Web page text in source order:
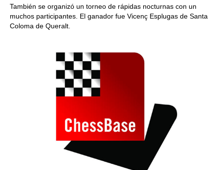
También se organizó un torneo de rápidas nocturnas con un
muchos participantes. El ganador fue Vicenç Esplugas de Santa
Coloma de Queralt.